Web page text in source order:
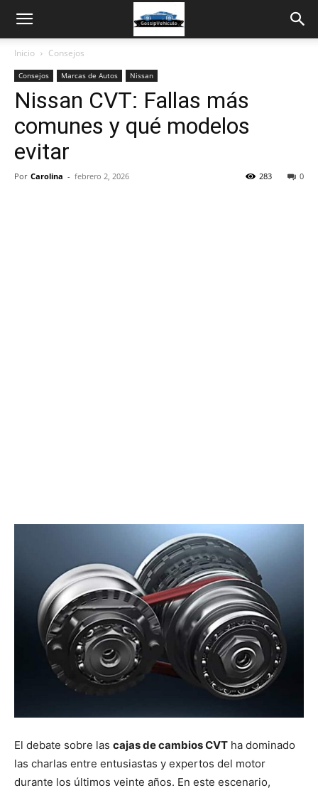
Inicio Consejos
Consejos Marcas de Autos Nissan
Nissan CVT: Fallas más
comunes y qué modelos
evitar
Por Carolina - febrero 2, 2026 0
283
El debate sobre las cajas de cambios CVT ha dominado
las charlas entre entusiastas y expertos del motor
durante los últimos veinte años. En este escenario,